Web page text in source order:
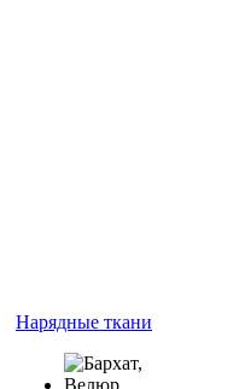
Нарядные ткани